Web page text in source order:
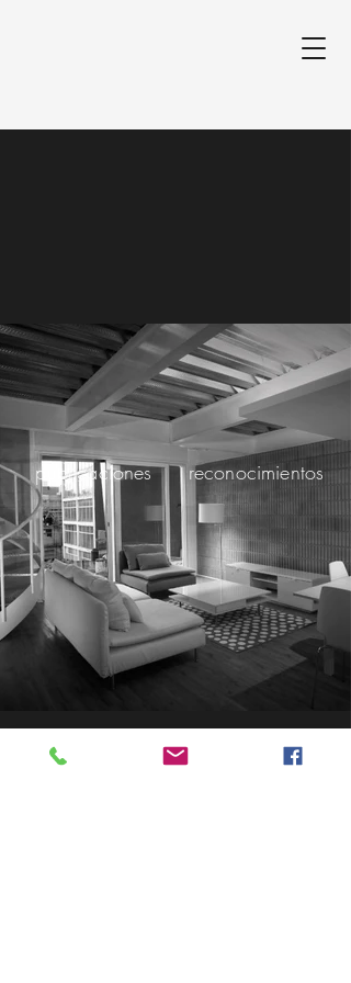
publicaciones reconocimientos